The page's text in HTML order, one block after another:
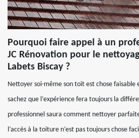
Pourquoi faire appel à un
JC Rénovation pour le
Labets Biscay ?
Nettoyer soi-même son toit est chose faisable
sachez que l’expérience fera toujours la
professionnel saura comment nettoyer
l’accès à la toiture n’est pas toujours chose